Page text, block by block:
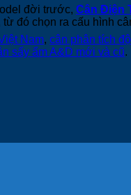
đời trước, Cân Điện
đó chọn ra cấu hình
Nam, cân phân tích
sấy ẩm A&D mới và cũ.